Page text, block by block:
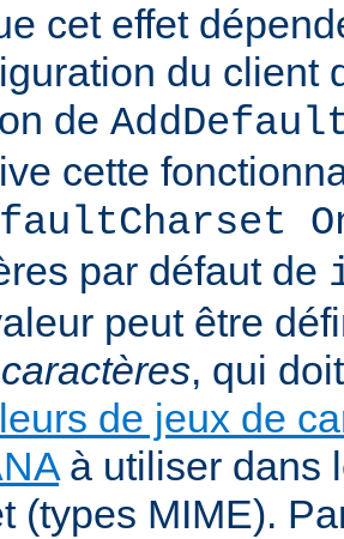
cet effet
du client
de
cette
par défaut de
peut être
, qui
de jeux de
à utiliser dans
(types MIME).